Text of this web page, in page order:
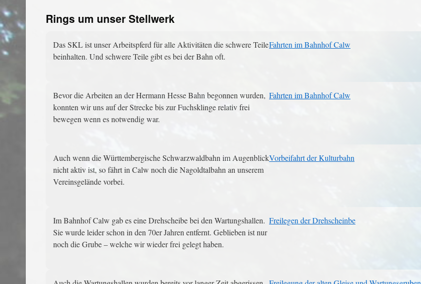
Rings um unser Stellwerk
Das SKL ist unser Arbeitspferd für alle Aktivitäten die schwere Teile
beinhalten. Und schwere Teile gibt es bei der Bahn oft.
Fahrten im Bahnhof Calw
Bevor die Arbeiten an der Hermann Hesse Bahn begonnen wurden,
konnten wir uns auf der Strecke bis zur Fuchsklinge relativ frei
bewegen wenn es notwendig war.
Fahrten im Bahnhof Calw
Auch wenn die Württembergische Schwarzwaldbahn im Augenblick
nicht aktiv ist, so fährt in Calw noch die Nagoldtalbahn an unserem
Vereinsgelände vorbei.
Vorbeifahrt der Kulturbahn
Im Bahnhof Calw gab es eine Drehscheibe bei den Wartungshallen.
Sie wurde leider schon in den 70er Jahren entfernt. Geblieben ist nur
noch die Grube – welche wir wieder frei gelegt haben.
Freilegen der Drehscheinbe